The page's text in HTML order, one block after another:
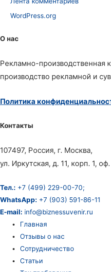
WordPress.org
О нас
Рекламно-производственная
производство рекламной и
Политика
Контакты
107497, Россия, г. Москва,
ул. Иркутская, д. 11, корп. 1,
Тел.: +7 (499) 229-00-70;
WhatsApp: +7 (903) 591-86-11
E-mail: info@biznessuvenir.ru
Главная
Отзывы о нас
Сотрудничество
Статьи